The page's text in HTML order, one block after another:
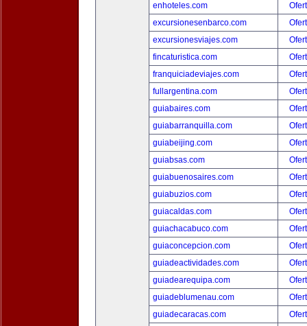
enhoteles.com
excursionesenbarco.com
excursionesviajes.com
fincaturistica.com
franquiciadeviajes.com
fullargentina.com
guiabaires.com
guiabarranquilla.com
guiabeijing.com
guiabsas.com
guiabuenosaires.com
guiabuzios.com
guiacaldas.com
guiachacabuco.com
guiaconcepcion.com
guiadeactividades.com
guiadearequipa.com
guiadeblumenau.com
guiadecaracas.com